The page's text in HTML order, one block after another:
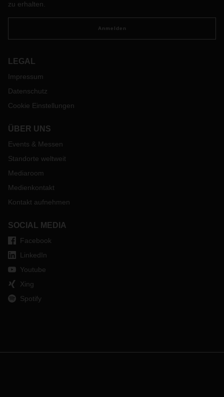
zu erhalten.
Anmelden
LEGAL
Impressum
Datenschutz
Cookie Einstellungen
ÜBER UNS
Events & Messen
Standorte weltweit
Mediaroom
Medienkontakt
Kontakt aufnehmen
SOCIAL MEDIA
Facebook
LinkedIn
Youtube
Xing
Spotify